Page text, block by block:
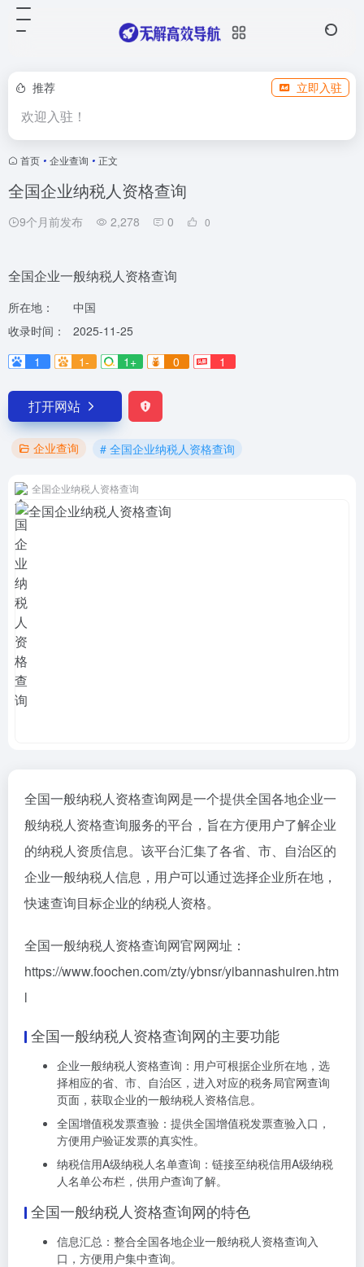
推荐 立即入驻
欢迎入驻！
首页 • 企业查询 • 正文
全国企业纳税人资格查询
9个月前发布 2,278 0 0
全国企业一般纳税人资格查询
所在地：
中国
收录时间：
2025-11-25
1
1- 1+ 0 1
打开网站
企业查询 # 全国企业纳税人资格查询
全国企业纳税人资格查询
全国一般纳税人资格查询网是一个提供全国各地企业一
般纳税人资格查询服务的平台，旨在方便用户了解企业
的纳税人资质信息。该平台汇集了各省、市、自治区的
企业一般纳税人信息，用户可以通过选择企业所在地，
快速查询目标企业的纳税人资格。
全国一般纳税人资格查询网官网网址：
https://www.foochen.com/zty/ybnsr/yibannashuiren.htm
l
全国一般纳税人资格查询网的主要功能
企业一般纳税人资格查询：用户可根据企业所在地，选
择相应的省、市、自治区，进入对应的税务局官网查询
页面，获取企业的一般纳税人资格信息。
全国增值税发票查验：提供全国增值税发票查验入口，
方便用户验证发票的真实性。
纳税信用A级纳税人名单查询：链接至纳税信用A级纳税
人名单公布栏，供用户查询了解。
全国一般纳税人资格查询网的特色
信息汇总：整合全国各地企业一般纳税人资格查询入
口，方便用户集中查询。